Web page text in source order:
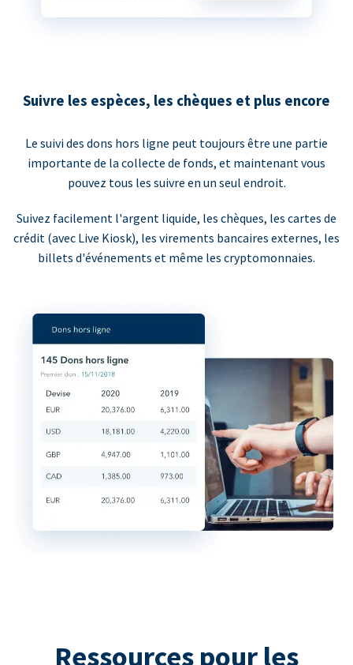
Suivre les espèces, les chèques et plus encore
Le suivi des dons hors ligne peut toujours être une partie
importante de la collecte de fonds, et maintenant vous
pouvez tous les suivre en un seul endroit.
Suivez facilement l'argent liquide, les chèques, les cartes de
crédit (avec Live Kiosk), les virements bancaires externes, les
billets d'événements et même les cryptomonnaies.
Ressources pour les